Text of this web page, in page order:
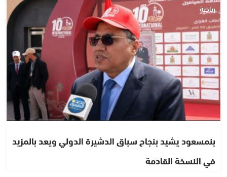
رياضة
بنمسعود يشيد بنجاح سباق الدشيرة الدولي ويعد بالمزيد
في النسخة القادمة